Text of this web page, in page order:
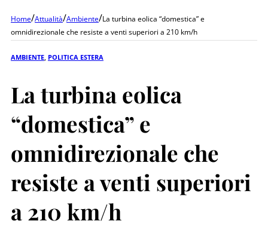
Home/Attualità/Ambiente/La turbina eolica “domestica” e
omnidirezionale che resiste a venti superiori a 210 km/h
AMBIENTE POLITICA ESTERA
La turbina eolica
“domestica” e
omnidirezionale che
resiste a venti superiori
a 210 km/h